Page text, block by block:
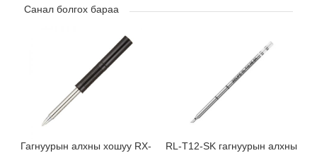
Санал болгох бараа
Гагнуурын алхны хошуу RX-
RL-T12-SK гагнуурын алхны